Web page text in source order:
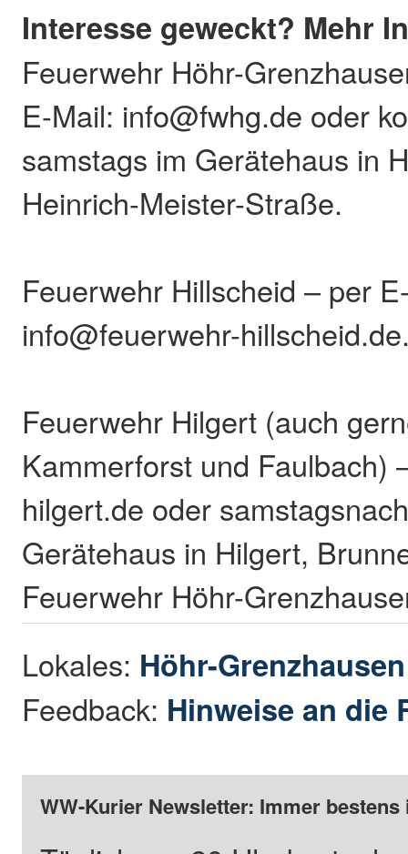
Interesse geweckt? Mehr
Feuerwehr Höhr-
E-Mail: info@fwhg.de oder
samstags im Gerätehaus in
Heinrich-Meister-Straße.
Feuerwehr Hillscheid – per
info@feuerwehr-
Feuerwehr Hilgert (auch
Kammerforst und Faulbach)
hilgert.de oder
Gerätehaus in Hilgert,
Feuerwehr Höhr-
Lokales: Höhr-
Feedback: Hinweise an die
WW-Kurier Newsletter: Immer